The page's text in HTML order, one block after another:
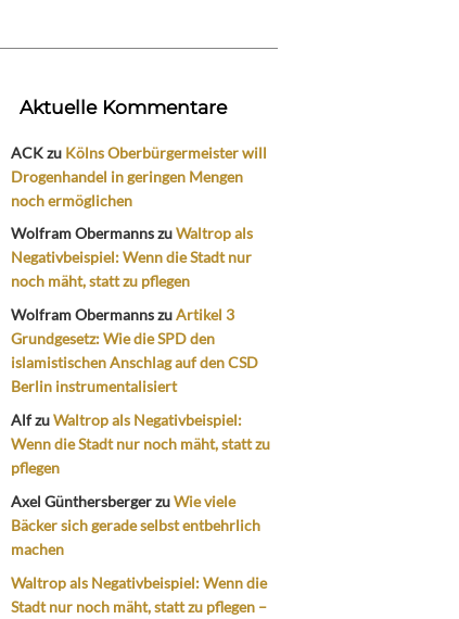
Aktuelle Kommentare
ACKzu Kölns Oberbürgermeister will
Drogenhandel in geringen Mengen
noch ermöglichen
Wolfram ObermannszuWaltrop als
Negativbeispiel: Wenn die Stadt nur
noch mäht, statt zu pflegen
Wolfram ObermannszuArtikel 3
Grundgesetz: Wie die SPD den
islamistischen Anschlag auf den CSD
Berlin instrumentalisiert
AlfzuWaltrop als Negativbeispiel:
Wenn die Stadt nur noch mäht, statt zu
pflegen
Axel GünthersbergerzuWie viele
Bäcker sich gerade selbst entbehrlich
machen
Waltrop als Negativbeispiel: Wenn die
Stadt nur noch mäht, statt zu pflegen –